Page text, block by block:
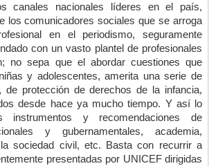
canales nacionales líderes en el país,
los comunicadores sociales que se arroga
en el periodismo, seguramente
con un vasto plantel de profesionales
no sepa que el abordar cuestiones que
y adolescentes, amerita una serie de
de protección de derechos de la infancia,
desde hace ya mucho tiempo. Y así lo
instrumentos y recomendaciones de
y gubernamentales, academia,
sociedad civil, etc. Basta con recurrir a
presentadas por UNICEF dirigidas